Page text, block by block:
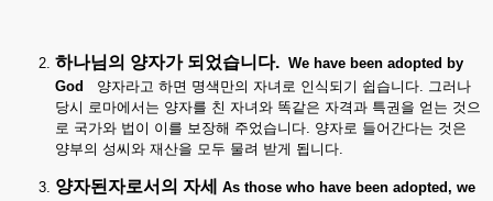
하나님의 양자가 되었습니다. We have been adopted by
God
양자라고 하면 명색만의 자녀로 인식되기 쉽습니다. 그러나
당시 로마에서는 양자를 친 자녀와 똑같은 자격과 특권을 얻는 것으
로 국가와 법이 이를 보장해 주었습니다. 양자로 들어간다는 것은
양부의 성씨와 재산을 모두 물려 받게 됩니다.
양자된자로서의 자세
As those who have been adopted, we